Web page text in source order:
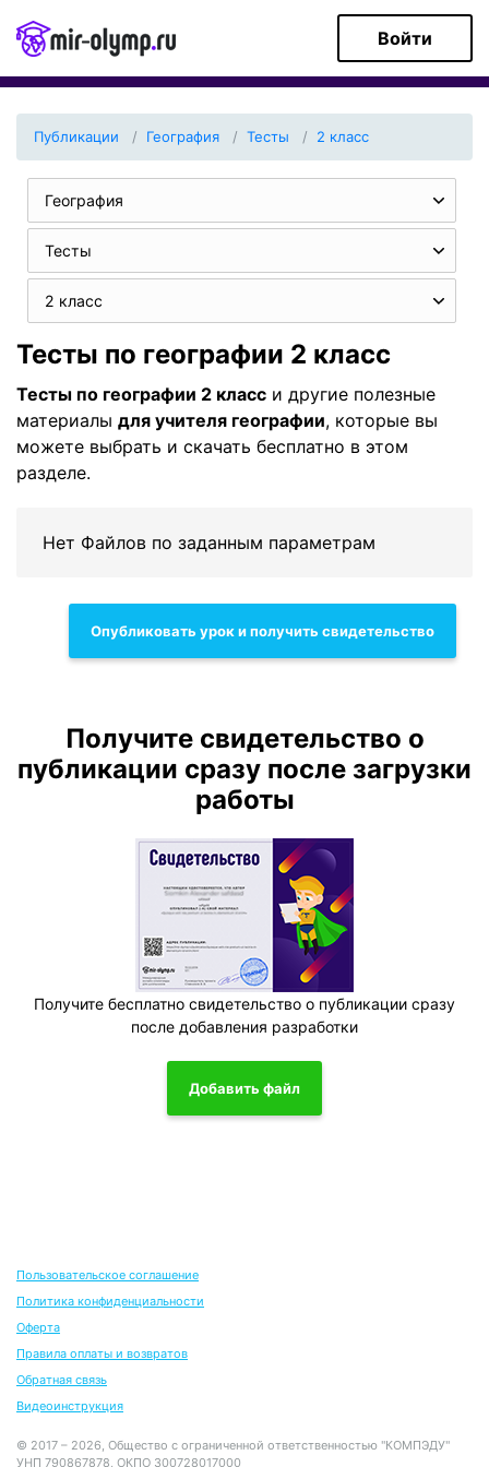
Войти
Публикации География Тесты 2 класс
География
Тесты
2 класс
Тесты по географии 2 класс
Тесты по географии 2 класс и другие полезные
материалы для учителя географии, которые вы
можете выбрать и скачать бесплатно в этом
разделе.
Нет Файлов по заданным параметрам
Опубликовать урок и получить свидетельство
Получите свидетельство о
публикации сразу после загрузки
работы
Получите бесплатно свидетельство о публикации сразу
после добавления разработки
Добавить файл
Пользовательское соглашение
Политика конфиденциальности
Оферта
Правила оплаты и возвратов
Обратная связь
Видеоинструкция
© 2017 – 2026, Общество с ограниченной ответственностью "КОМПЭДУ"
УНП 790867878, ОКПО 300728017000